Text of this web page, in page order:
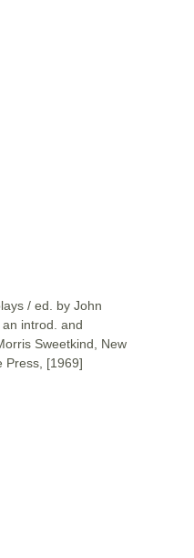
/ ed. by John
introd. and
Sweetkind, New
Press, [1969]